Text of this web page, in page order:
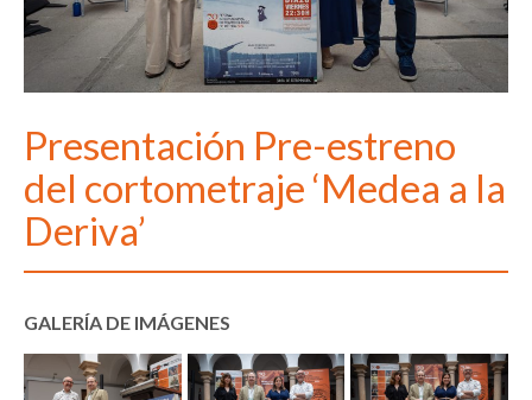
Presentación Pre-estreno
del cortometraje ‘Medea a la
Deriva’
GALERÍA DE IMÁGENES